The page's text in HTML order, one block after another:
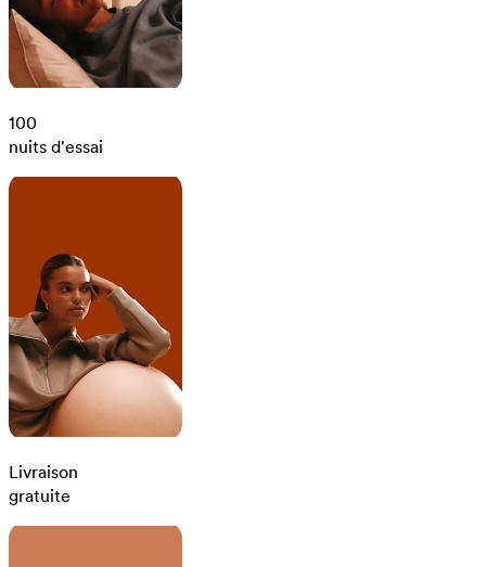
100
nuits d'essai
Livraison
gratuite